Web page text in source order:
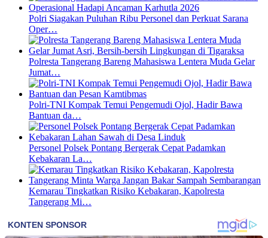
Polri Siagakan Puluhan Ribu Personel dan Perkuat Sarana
Oper…
Polresta Tangerang Bareng Mahasiswa Lentera Muda Gelar
Jumat…
Polri-TNI Kompak Temui Pengemudi Ojol, Hadir Bawa
Bantuan da…
Personel Polsek Pontang Bergerak Cepat Padamkan
Kebakaran La…
Kemarau Tingkatkan Risiko Kebakaran, Kapolresta
Tangerang Mi…